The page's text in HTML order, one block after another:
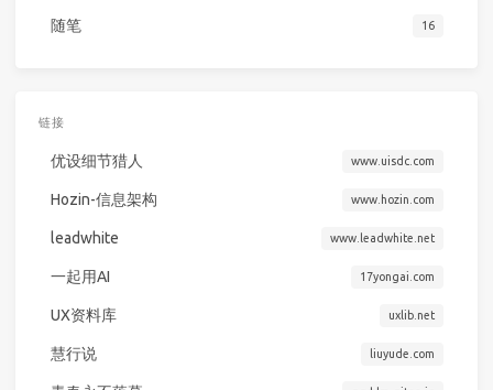
随笔 16
链接
优设细节猎人 www.uisdc.com
Hozin-信息架构 www.hozin.com
leadwhite www.leadwhite.net
一起用AI 17yongai.com
UX资料库 uxlib.net
慧行说 liuyude.com